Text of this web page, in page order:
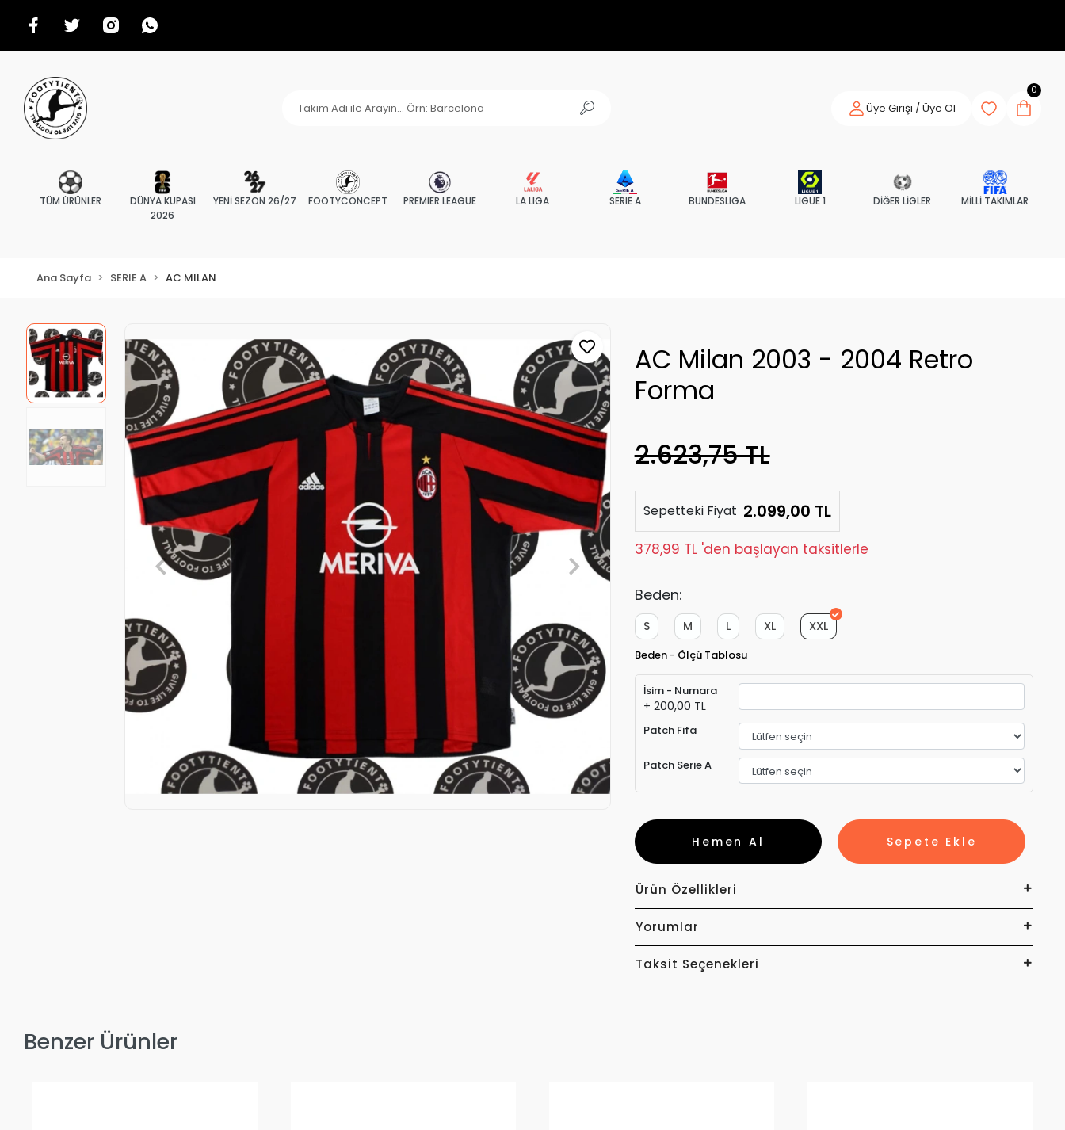
Üye Girişi / Üye Ol
0
TÜM ÜRÜNLER
DÜNYA KUPASI
2026
YENİ SEZON 26/27 FOOTYCONCEPT PREMIER LEAGUE LA LIGA SERIE A BUNDESLIGA LIGUE 1 DİĞER LİGLER MİLLİ TAKIMLAR
Ana Sayfa SERIE A AC MILAN
AC Milan 2003 - 2004 Retro
Forma
2.623,75 TL
Sepetteki Fiyat 2.099,00 TL
378,99 TL 'den başlayan taksitlerle
Beden:
XXL
XL
L
M
S
Beden - Ölçü Tablosu
İsim - Numara
+ 200,00 TL
Patch Fifa
Patch Serie A
Sepete Ekle
Hemen Al
Ürün Özellikleri
Yorumlar
Taksit Seçenekleri
Benzer Ürünler